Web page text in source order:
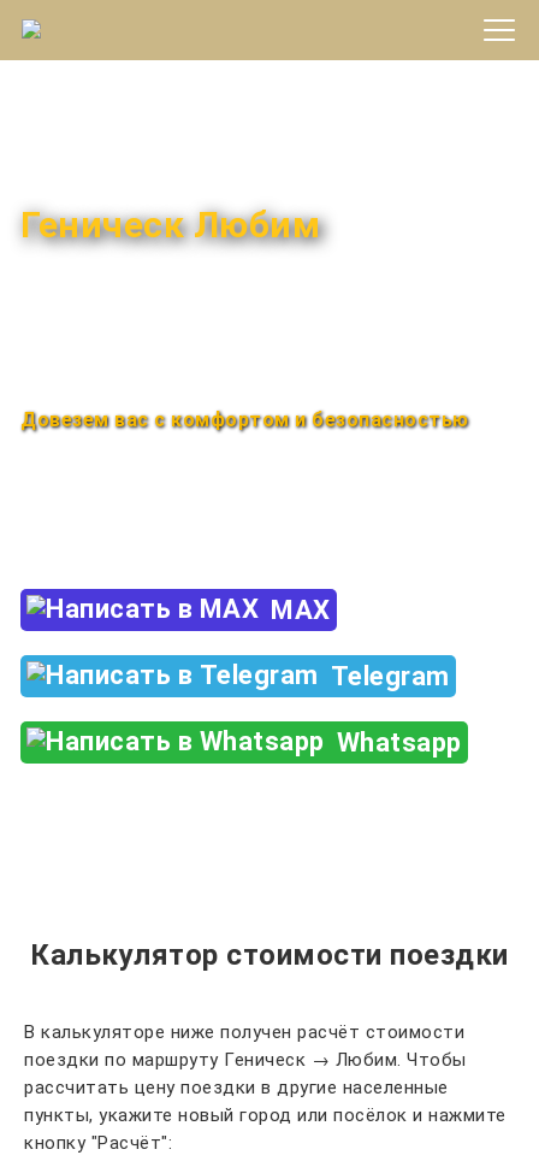
Геническ Любим
Довезем вас с комфортом и безопасностью
MAX
Telegram
Whatsapp
Калькулятор стоимости поездки
В калькуляторе ниже получен расчёт стоимости
поездки по маршруту Геническ → Любим. Чтобы
рассчитать цену поездки в другие населенные
пункты, укажите новый город или посёлок и нажмите
кнопку "Расчёт":